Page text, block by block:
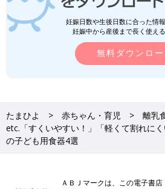
妊娠日数や生後日数に合った情
妊娠中から産後まで長く使え
無料ダウンロー
たまひよ 赤ちゃん・育児 離乳
etc.「すくいやすい！」「軽くて割れに
の子ども用食器4選
ＡＢＪマークは、この電子書店